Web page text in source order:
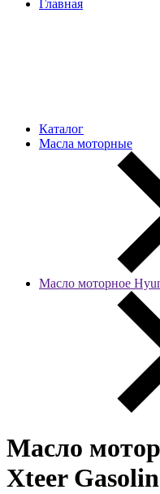
Главная
Каталог
Масла моторные
Масло моторное
Масло
Xteer